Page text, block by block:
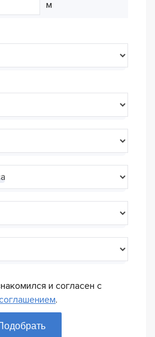
м
и согласен с
.